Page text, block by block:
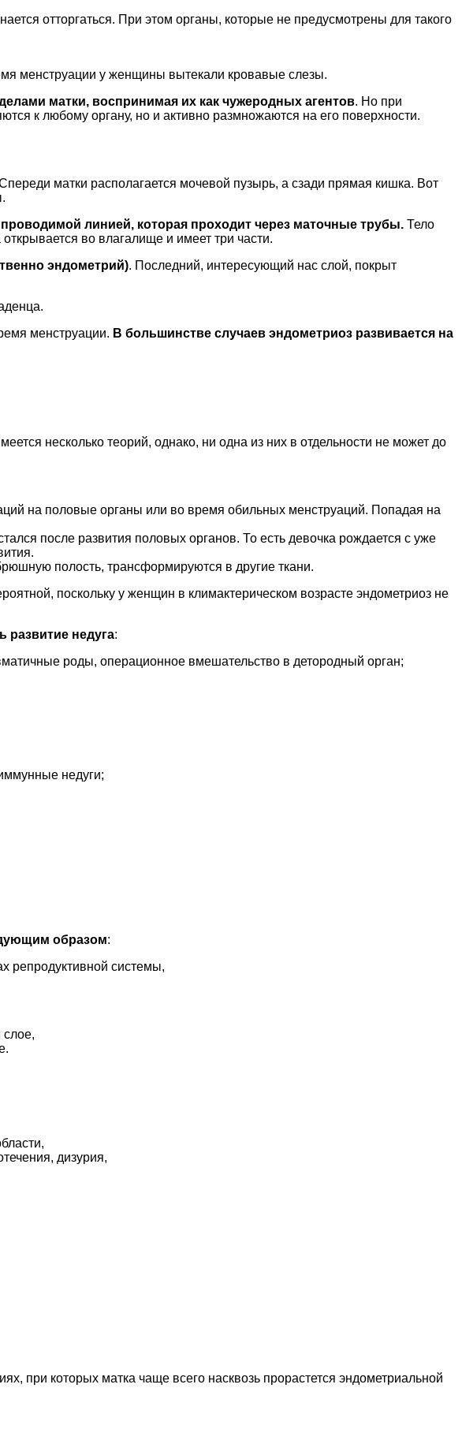
отторгаться. При этом органы, которые не предусмотрены для такого
менструации у женщины вытекали кровавые слезы.
матки, воспринимая их как чужеродных агентов. Но при
к любому органу, но и активно размножаются на его поверхности.
матки располагается мочевой пузырь, а сзади прямая кишка. Вот
линией, которая проходит через маточные трубы. Тело
во влагалище и имеет три части.
эндометрий). Последний, интересующий нас слой, покрыт
менструации. В большинстве случаев эндометриоз развивается на
несколько теорий, однако, ни одна из них в отдельности не может до
на половые органы или во время обильных менструаций. Попадая на
после развития половых органов. То есть девочка рождается с уже
полость, трансформируются в другие ткани.
поскольку у женщин в климактерическом возрасте эндометриоз не
развитие недуга:
роды, операционное вмешательство в детородный орган;
недуги;
образом:
репродуктивной системы,
слое,
дизурия,
при которых матка чаще всего насквозь прорастется эндометриальной